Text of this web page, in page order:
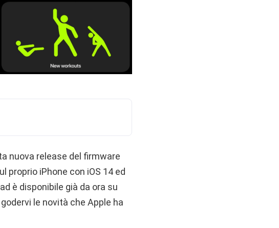
nuova release del firmware
proprio iPhone con iOS 14 ed
è disponibile già da ora su
le novità che Apple ha